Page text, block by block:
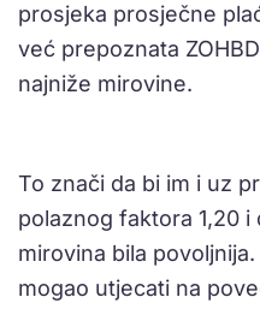
prosjeka prosječne
već prepoznata
najniže mirovine.
To znači da bi im i uz
polaznog faktora 1,20 i
mirovina bila
mogao utjecati na